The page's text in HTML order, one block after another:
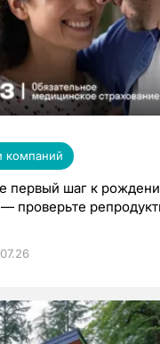
компаний
первый шаг к
проверьте